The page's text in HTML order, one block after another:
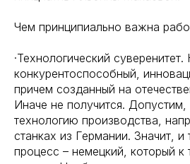
Чем принципиально важна
·Технологический
конкурентоспособный,
причем созданный на
Иначе не получится.
технологию производства,
станках из Германии. Значит, и
процесс – немецкий, который к